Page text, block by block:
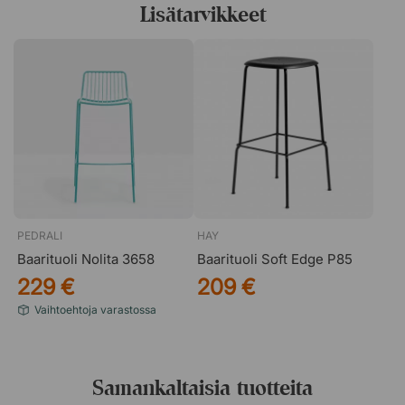
Piazza on suunniteltu ulkokäyttöön, mutta toimii yhtä
hyvin myös sisällä. Se tekee siitä joustavan valinnan, kun
useissa eri tiloissa ilman ylimääräistä suunnittelua.
Lisätarvikkeet
PEDRALI
Baarituoli Nolita 3658
229 €
Vaihtoehtoja varastossa
HAY
Baarituoli Soft Edge P85
209 €
Samankaltaisia tuotteita